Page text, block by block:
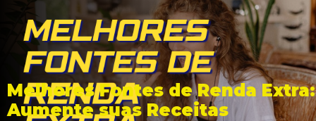
Melhores Fontes de Renda Extra:
Aumente suas Receitas